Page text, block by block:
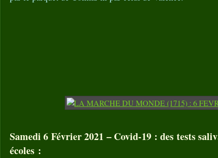
Samedi 6 Février 2021 – Covid-19 : des tests
écoles :